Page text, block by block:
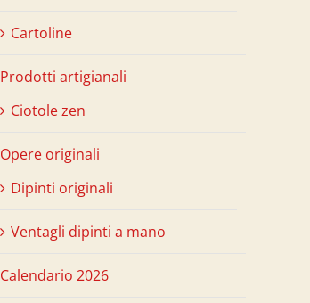
Cartoline
Prodotti artigianali
Ciotole zen
Opere originali
Dipinti originali
Ventagli dipinti a mano
Calendario 2026